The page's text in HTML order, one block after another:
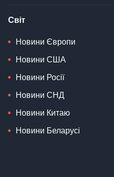
Світ
Новини Європи
Новини США
Новини Росії
Новини СНД
Новини Китаю
Новини Беларусі